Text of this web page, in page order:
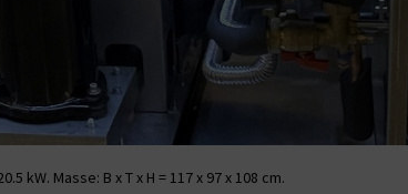
kW. Masse: B x T x H = 117 x 97 x 108 cm.